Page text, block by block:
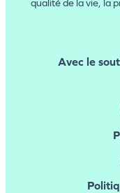
qualité de la vie, la
Avec le